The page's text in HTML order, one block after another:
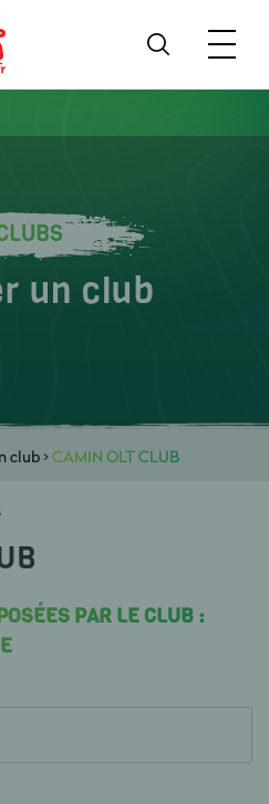
un club
club>CAMIN OLT CLUB
PAR LE CLUB :